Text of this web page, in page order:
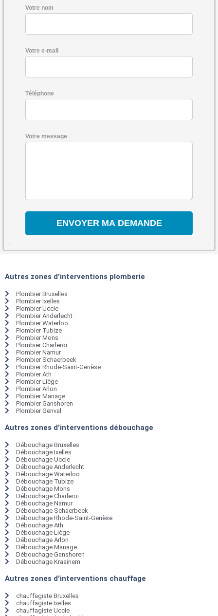
Votre nom
Votre e-mail
Téléphone
Votre message
Autres zones d'interventions plomberie
Plombier Bruxelles
Plombier Ixelles
Plombier Uccle
Plombier Anderlecht
Plombier Waterloo
Plombier Tubize
Plombier Mons
Plombier Charleroi
Plombier Namur
Plombier Schaerbeek
Plombier Rhode-Saint-Genèse
Plombier Ath
Plombier Liège
Plombier Arlon
Plombier Manage
Plombier Ganshoren
Plombier Genval
Autres zones d'interventions débouchage
Débouchage Bruxelles
Débouchage Ixelles
Débouchage Uccle
Débouchage Anderlecht
Débouchage Waterloo
Débouchage Tubize
Débouchage Mons
Débouchage Charleroi
Débouchage Namur
Débouchage Schaerbeek
Débouchage Rhode-Saint-Genèse
Débouchage Ath
Débouchage Liège
Débouchage Arlon
Débouchage Manage
Débouchage Ganshoren
Débouchage Kraainem
Autres zones d'interventions chauffage
chauffagiste Bruxelles
chauffagiste Ixelles
chauffagiste Uccle